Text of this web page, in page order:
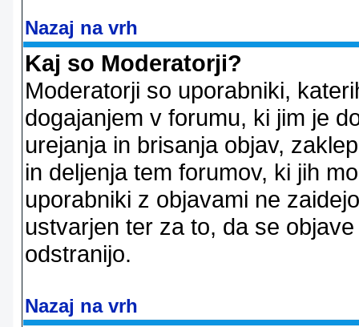
Nazaj na vrh
Kaj so Moderatorji?
Moderatorji so uporabniki,
dogajanjem v forumu, ki jim je
urejanja in brisanja objav,
in deljenja tem forumov, ki jih
uporabniki z objavami ne
ustvarjen ter za to, da se
odstranijo.
Nazaj na vrh